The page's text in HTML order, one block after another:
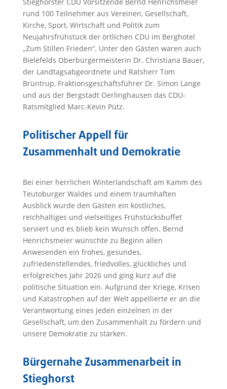
rund 100 Teilnehmer aus Vereinen, Gesellschaft,
Kirche, Sport, Wirtschaft und Politik zum
Neujahrsfrühstück der örtlichen CDU im Berghotel
„Zum Stillen Frieden“. Unter den Gästen waren auch
Bielefelds Oberbürgermeisterin Dr. Christiana Bauer,
der Landtagsabgeordnete und Ratsherr Tom
Brüntrup, Fraktionsgeschäftsführer Dr. Simon Lange
und aus der Bergstadt Oerlinghausen das CDU-
Ratsmitglied Marc-Kevin Pütz.
Politischer Appell für
Zusammenhalt und Demokratie
Bei einer herrlichen Winterlandschaft am Kamm des
Teutoburger Waldes und einem traumhaften
Ausblick wurde den Gästen ein köstliches,
reichhaltiges und vielseitiges Frühstücksbuffet
serviert und es blieb kein Wunsch offen. Bernd
Henrichsmeier wünschte zu Beginn allen
Anwesenden ein frohes, gesundes,
zufriedenstellendes, friedvolles, glückliches und
erfolgreiches Jahr 2026 und ging kurz auf die
politische Situation ein. Aufgrund der Kriege, Krisen
und Katastrophen auf der Welt appellierte er an die
Verantwortung eines jeden einzelnen in der
Gesellschaft, um den Zusammenhalt zu fördern und
unsere Demokratie zu stärken.
Bürgernahe Zusammenarbeit in
Stieghorst